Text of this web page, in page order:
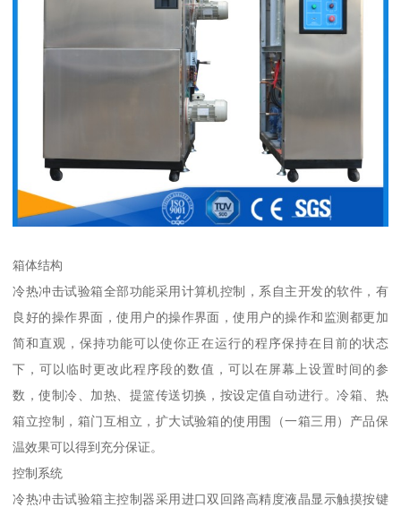
箱体结构
冷热冲击试验箱全部功能采用计算机控制，系自主开发的软件，有
良好的操作界面，使用户的操作界面，使用户的操作和监测都更加
简和直观，保持功能可以使你正在运行的程序保持在目前的状态
下，可以临时更改此程序段的数值，可以在屏幕上设置时间的参
数，使制冷、加热、提篮传送切换，按设定值自动进行。冷箱、热
箱立控制，箱门互相立，扩大试验箱的使用围（一箱三用）产品保
温效果可以得到充分保证。
控制系统
冷热冲击试验箱主控制器采用进口双回路高精度液晶显示触摸按键